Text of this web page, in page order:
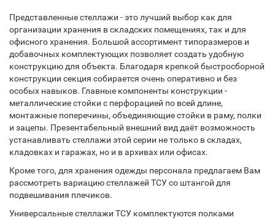
Представленные стеллажи - это лучший выбор как для
организации хранения в складских помещениях, так и для
офисного хранения. Большой ассортимент типоразмеров и
добавочных комплектующих позволяет создать удобную
конструкцию для объекта. Благодаря крепкой быстросборной
конструкции секция собирается очень оперативно и без
особых навыков. Главные компоненты конструкции -
металлические стойки с перфорацией по всей длине,
монтажные поперечины, объединяющие стойки в раму, полки
и зацепы. Презентабельный внешний вид даёт возможность
устанавливать стеллажи этой серии не только в складах,
кладовках и гаражах, но и в архивах или офисах.
Кроме того, для хранения одежды персонала предлагаем Вам
рассмотреть вариацию стеллажей ТСУ со штангой для
подвешивания плечиков.
Универсальные стеллажи ТСУ комплектуются полками